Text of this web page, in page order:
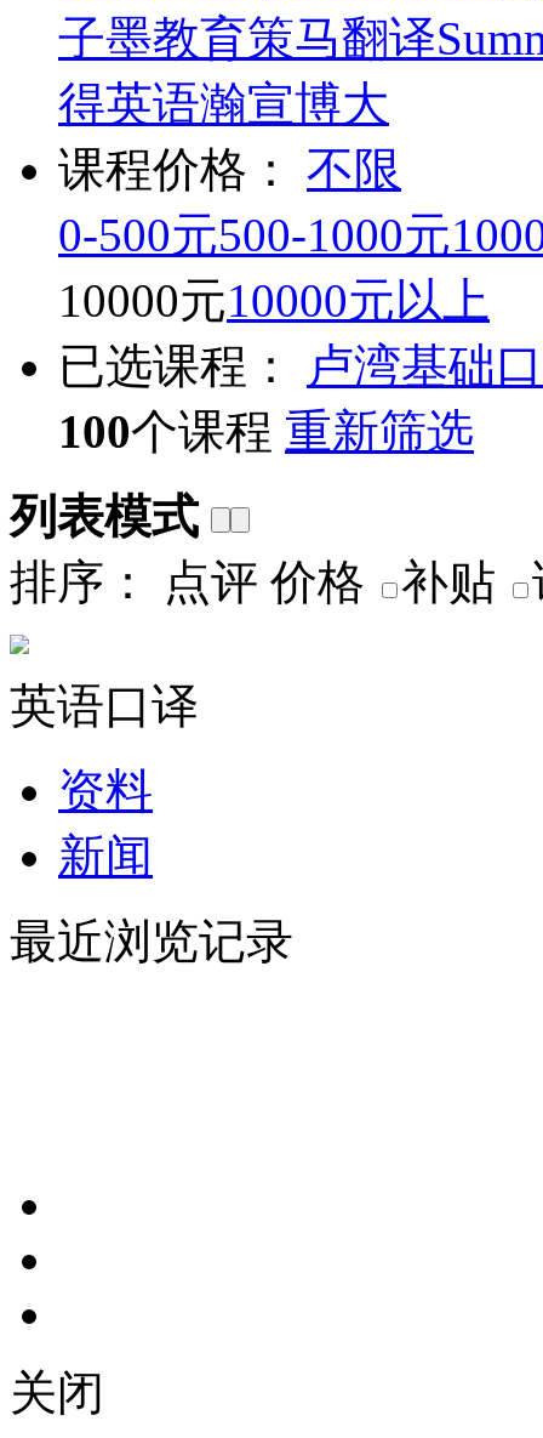
子墨教育策马翻译
得英语瀚宣博大
课程价格：
不限
0-500元500-1000元
10000元10000元以上
已选课程：
卢湾基础
100个课程 重新筛选
列表模式
排序：
点评 价格 补贴
英语口译
资料
新闻
最近浏览记录
关闭